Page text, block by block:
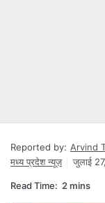
Reported by: Arvind
मध्य प्रदेश न्यूज़
जुलाई
Read Time: 2 mins